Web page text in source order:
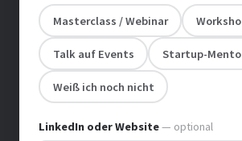
Masterclass / Webinar
Talk auf Events Startup-
Weiß ich noch nicht
LinkedIn oder Website— optional